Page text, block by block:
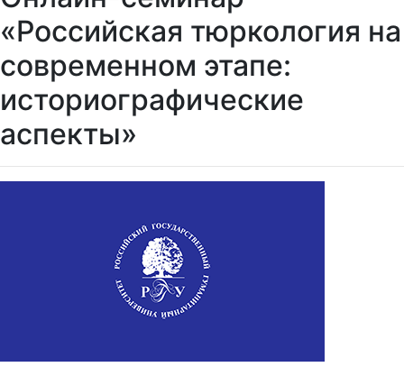
«Российская тюркология на
современном этапе:
историографические
аспекты»